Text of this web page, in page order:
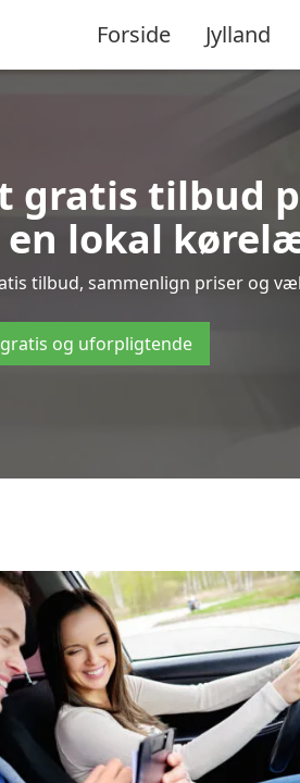
Forside Jylland
gratis tilbud
lokal
tilbud, sammenlign priser og
og uforpligtende